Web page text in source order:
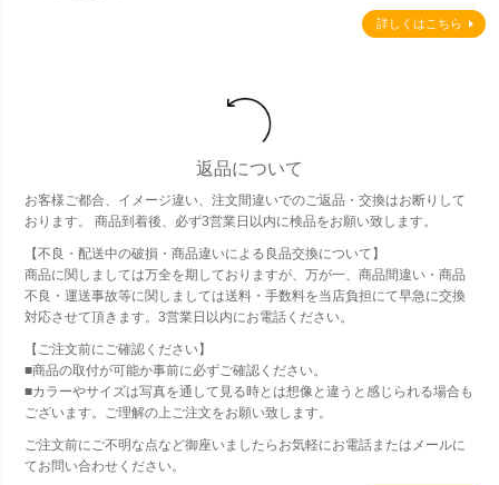
詳しくはこちら
返品について
お客様ご都合、イメージ違い、注文間違いでのご返品・交換はお断りして
おります。 商品到着後、必ず3営業日以内に検品をお願い致します。
【不良・配送中の破損・商品違いによる良品交換について】
商品に関しましては万全を期しておりますが、万が一、商品間違い・商品
不良・運送事故等に関しましては送料・手数料を当店負担にて早急に交換
対応させて頂きます。3営業日以内にお電話ください。
【ご注文前にご確認ください】
■商品の取付が可能か事前に必ずご確認ください。
■カラーやサイズは写真を通して見る時とは想像と違うと感じられる場合も
ございます。ご理解の上ご注文をお願い致します。
ご注文前にご不明な点など御座いましたらお気軽にお電話またはメールに
てお問い合わせください。